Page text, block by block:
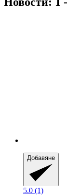
Добавяне
5.0 (1)